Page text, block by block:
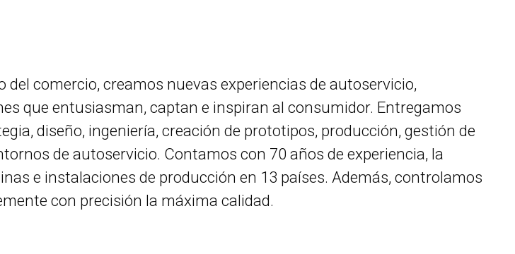
comercio, creamos nuevas experiencias de autoservicio,
que entusiasman, captan e inspiran al consumidor. Entregamos
diseño, ingeniería, creación de prototipos, producción, gestión de
de autoservicio. Contamos con 70 años de experiencia, la
e instalaciones de producción en 13 países. Además, controlamos
con precisión la máxima calidad.